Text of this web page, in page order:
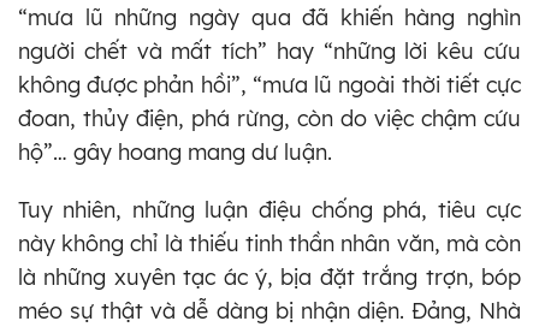
“mưa lũ những ngày qua đã khiến hàng nghìn
người chết và mất tích” hay “những lời kêu cứu
không được phản hồi”, “mưa lũ ngoài thời tiết cực
đoan, thủy điện, phá rừng, còn do việc chậm cứu
hộ”… gây hoang mang dư luận.
Tuy nhiên, những luận điệu chống phá, tiêu cực
này không chỉ là thiếu tinh thần nhân văn, mà còn
là những xuyên tạc ác ý, bịa đặt trắng trợn, bóp
méo sự thật và dễ dàng bị nhận diện. Đảng, Nhà